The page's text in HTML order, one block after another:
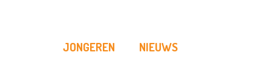
JONGEREN NIEUWS